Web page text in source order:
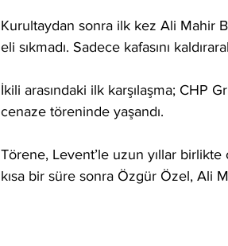
Kurultaydan sonra ilk kez Ali Mahir
eli sıkmadı. Sadece kafasını
İkili arasındaki ilk karşılaşma; CHP
cenaze töreninde yaşandı.
Törene, Levent’le uzun yıllar birlikte
kısa bir süre sonra Özgür Özel, Ali